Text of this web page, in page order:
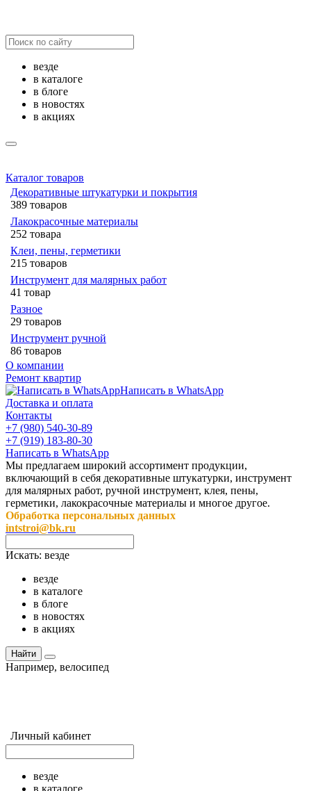
везде
в каталоге
в блоге
в новостях
в акциях
Каталог товаров
Декоративные штукатурки и покрытия
389 товаров
Лакокрасочные материалы
252 товара
Клеи, пены, герметики
215 товаров
Инструмент для малярных работ
41 товар
Разное
29 товаров
Инструмент ручной
86 товаров
О компании
Ремонт квартир
Написать в WhatsApp
Доставка и оплата
Контакты
+7 (980) 540-30-89
+7 (919) 183-80-30
Написать в WhatsApp
Мы предлагаем широкий ассортимент продукции,
включающий в себя декоративные штукатурки, инструмент
для малярных работ, ручной инструмент, клея, пены,
герметики, лакокрасочные материалы и многое другое.
Обработка персональных данных
intstroi@bk.ru
Искать: везде
везде
в каталоге
в блоге
в новостях
в акциях
Найти
Например, велосипед
Личный кабинет
везде
в каталоге